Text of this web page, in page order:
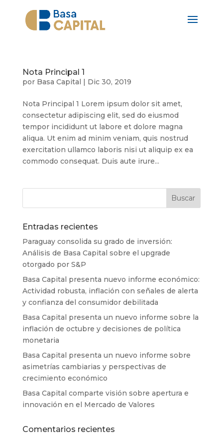
Nota Principal 1
por Basa Capital | Dic 30, 2019
Nota Principal 1 Lorem ipsum dolor sit amet,
consectetur adipiscing elit, sed do eiusmod
tempor incididunt ut labore et dolore magna
aliqua. Ut enim ad minim veniam, quis nostrud
exercitation ullamco laboris nisi ut aliquip ex ea
commodo consequat. Duis aute irure...
Entradas recientes
Paraguay consolida su grado de inversión:
Análisis de Basa Capital sobre el upgrade
otorgado por S&P
Basa Capital presenta nuevo informe económico:
Actividad robusta, inflación con señales de alerta
y confianza del consumidor debilitada
Basa Capital presenta un nuevo informe sobre la
inflación de octubre y decisiones de política
monetaria
Basa Capital presenta un nuevo informe sobre
asimetrías cambiarias y perspectivas de
crecimiento económico
Basa Capital comparte visión sobre apertura e
innovación en el Mercado de Valores
Comentarios recientes